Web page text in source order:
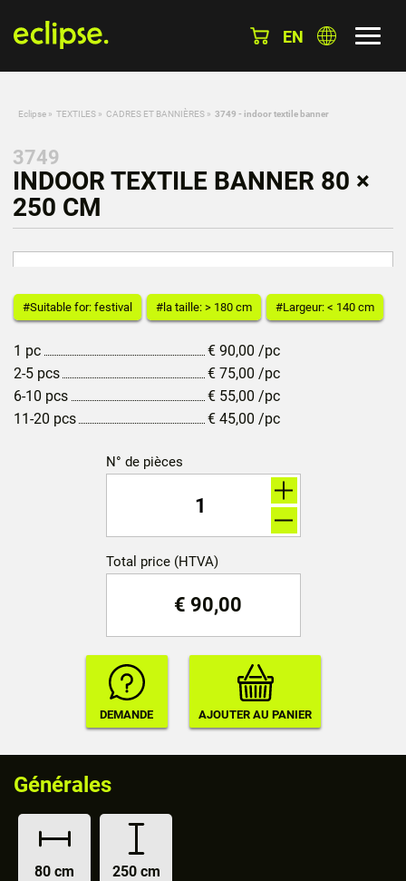
EN
Eclipse » TEXTILES » CADRES ET BANNIÈRES » 3749 - indoor textile banner
3749
INDOOR TEXTILE BANNER 80 ×
250 CM
#Suitable for: festival #la taille: > 180 cm #Largeur: < 140 cm
1 pc € 90,00 /pc
2-5 pcs
€ 75,00 /pc
6-10 pcs
€ 55,00 /pc
11-20 pcs
€ 45,00 /pc
N° de pièces
Total price (HTVA)
€ 90,00
Générales
80 cm 250 cm